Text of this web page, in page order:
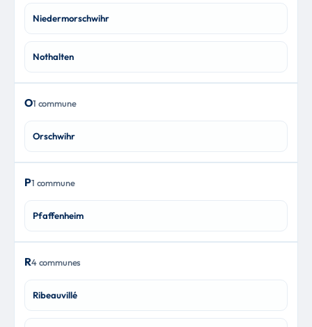
Niedermorschwihr
Nothalten
O1 commune
Orschwihr
P1 commune
Pfaffenheim
R4 communes
Ribeauvillé